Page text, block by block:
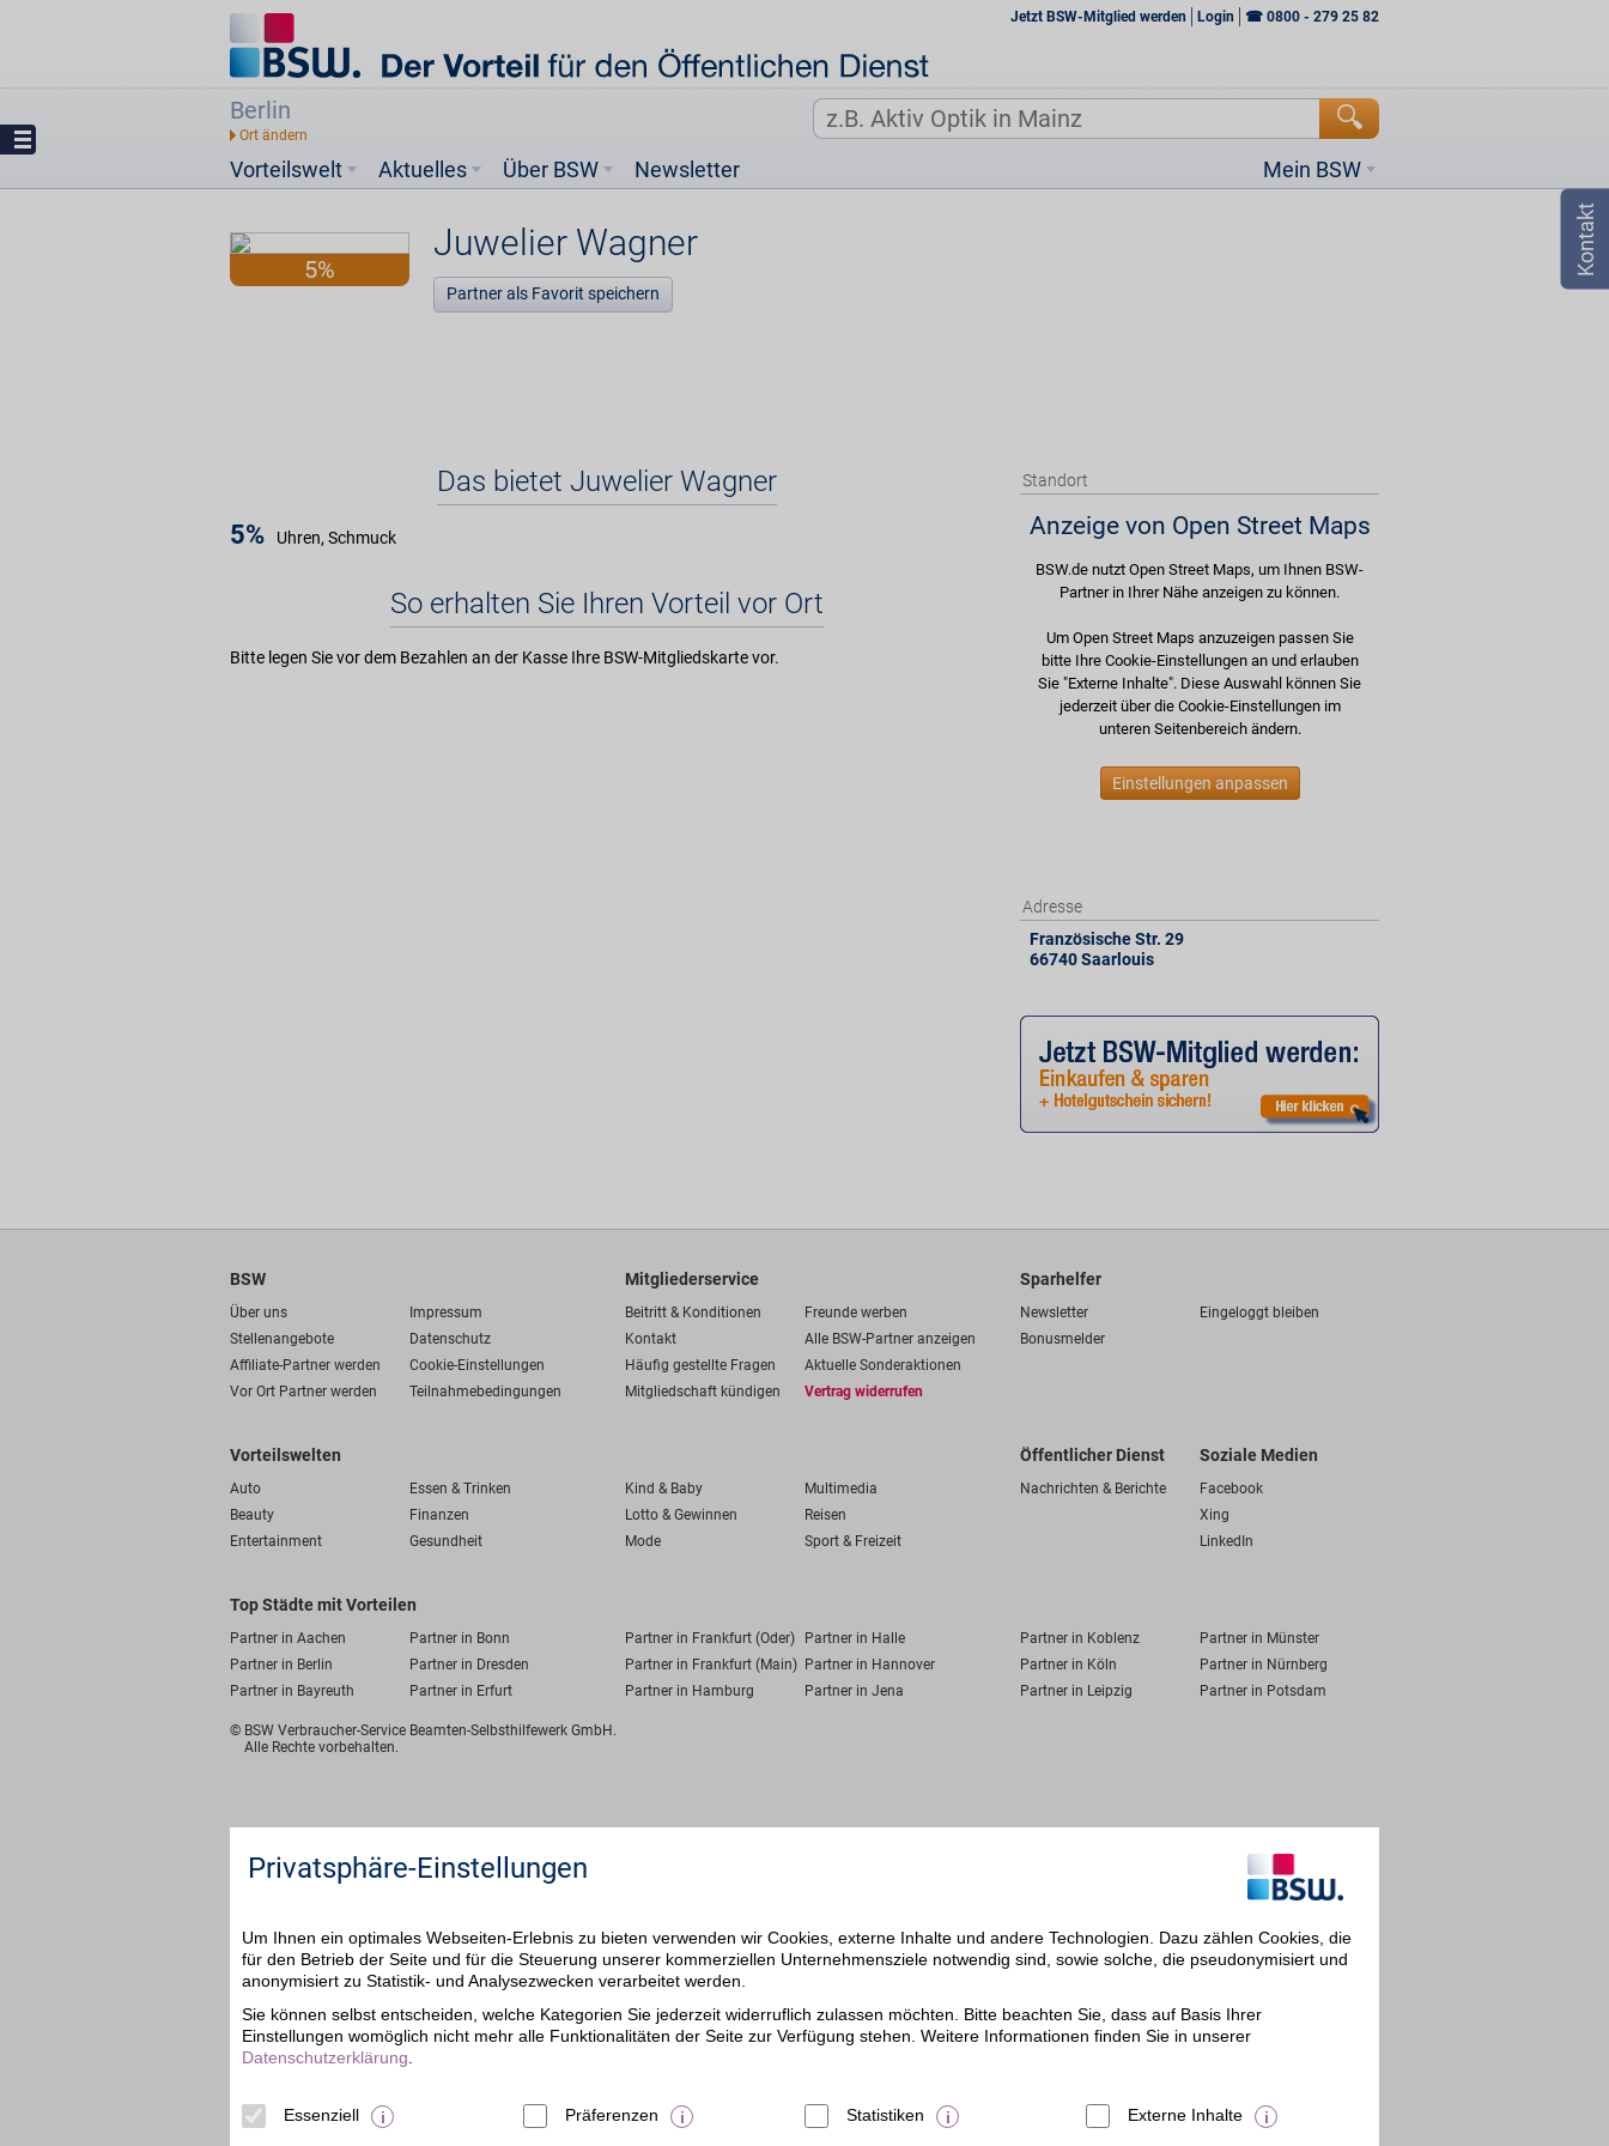
Jetzt BSW-Mitglied werden Login ☎ 0800 - 279 25 82
Berlin
Vorteilswelt Mein BSW
Aktuelles Über BSW Newsletter
5%
Juwelier Wagner
Partner als Favorit speichern
Das bietet Juwelier Wagner
5% Uhren, Schmuck
So erhalten Sie Ihren Vorteil vor Ort
Bitte legen Sie vor dem Bezahlen an der Kasse Ihre BSW-Mitgliedskarte vor.
Standort
Anzeige von Open Street Maps
BSW.de nutzt Open Street Maps, um Ihnen BSW-
Partner in Ihrer Nähe anzeigen zu können.
Um Open Street Maps anzuzeigen passen Sie
bitte Ihre Cookie-Einstellungen an und erlauben
Sie "Externe Inhalte". Diese Auswahl können Sie
jederzeit über die Cookie-Einstellungen im
unteren Seitenbereich ändern.
Einstellungen anpassen
Adresse
Französische Str. 29
66740Saarlouis
BSW
Über uns
Impressum
Stellenangebote
Datenschutz
Affiliate-Partner werden
Cookie-Einstellungen
Vor Ort Partner werden
Teilnahmebedingungen
Mitgliederservice
Beitritt & Konditionen
Freunde werben
Kontakt
Alle BSW-Partner anzeigen
Häufig gestellte Fragen
Aktuelle Sonderaktionen
Mitgliedschaft kündigen
Vertrag widerrufen
Sparhelfer
Newsletter
Eingeloggt bleiben
Bonusmelder
Vorteilswelten
Auto Essen & Trinken Kind & Baby
Multimedia
Beauty
Finanzen Lotto & Gewinnen
Reisen
Entertainment
Gesundheit Mode Sport & Freizeit
Öffentlicher Dienst
Nachrichten & Berichte
Soziale Medien
Facebook
Xing
LinkedIn
Top Städte mit Vorteilen
Partner in Aachen Partner in Bonn Partner in Frankfurt (Oder) Partner in Halle Partner in Koblenz
Partner in Münster
Partner in Berlin
Partner in Dresden Partner in Frankfurt (Main) Partner in Hannover Partner in Köln
Partner in Nürnberg
Partner in Bayreuth
Partner in Erfurt Partner in Hamburg Partner in Jena Partner in Leipzig Partner in Potsdam
© BSW Verbraucher-Service Beamten-Selbsthilfewerk GmbH.
Alle Rechte vorbehalten.
Privatsphäre-Einstellungen
Um Ihnen ein optimales Webseiten-Erlebnis zu bieten verwenden wir Cookies, externe Inhalte und andere Technologien. Dazu zählen Cookies, die
für den Betrieb der Seite und für die Steuerung unserer kommerziellen Unternehmensziele notwendig sind, sowie solche, die pseudonymisiert und
anonymisiert zu Statistik- und Analysezwecken verarbeitet werden.
Sie können selbst entscheiden, welche Kategorien Sie jederzeit widerruflich zulassen möchten. Bitte beachten Sie, dass auf Basis Ihrer
Einstellungen womöglich nicht mehr alle Funktionalitäten der Seite zur Verfügung stehen. Weitere Informationen finden Sie in unserer
Datenschutzerklärung
Essenziell Präferenzen Statistiken Externe Inhalte